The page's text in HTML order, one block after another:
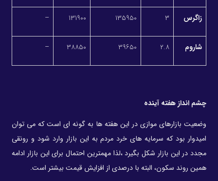
زاگرس 3
135950
131900
–
شاروم 2.8
39650
38850
–
چشم انداز هفته آینده
وضعیت بازارهای موازی در این هفته ها به گونه ای است که می توان
امیدوار بود که سرمایه های خرد مردم به این بازار وارد شود و رونقی
مجدد در این بازار شکل بگیرد ،لذا مهمترین احتمال برای این بازار ادامه
همین روند سکون، البته با درصدی از افزایش قیمت بیشتر است.